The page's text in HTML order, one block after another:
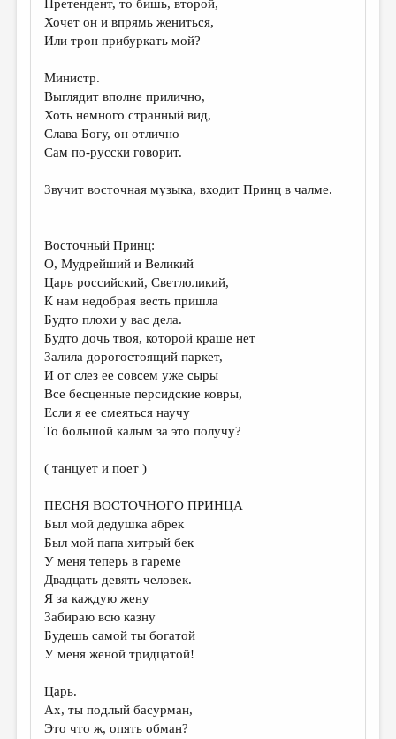
Претендент, то бишь, второй,
Хочет он и впрямь жениться,
Или трон прибуркать мой?
Министр.
Выглядит вполне прилично,
Хоть немного странный вид,
Слава Богу, он отлично
Сам по-русски говорит.
Звучит восточная музыка, входит Принц в чалме.
Восточный Принц:
О, Мудрейший и Великий
Царь российский, Светлоликий,
К нам недобрая весть пришла
Будто плохи у вас дела.
Будто дочь твоя, которой краше нет
Залила дорогостоящий паркет,
И от слез ее совсем уже сыры
Все бесценные персидские ковры,
Если я ее смеяться научу
То большой калым за это получу?
( танцует и поет )
ПЕСНЯ ВОСТОЧНОГО ПРИНЦА
Был мой дедушка абрек
Был мой папа хитрый бек
У меня теперь в гареме
Двадцать девять человек.
Я за каждую жену
Забираю всю казну
Будешь самой ты богатой
У меня женой тридцатой!
Царь.
Ах, ты подлый басурман,
Это что ж, опять обман?